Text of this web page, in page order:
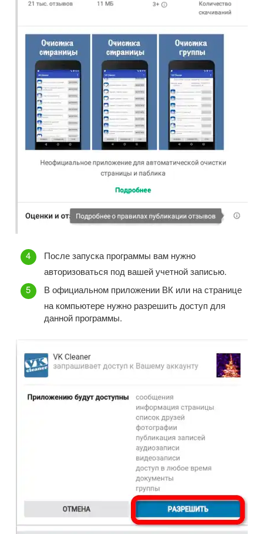
После запуска программы вам нужно
авторизоваться под вашей учетной записью.
В официальном приложении ВК или на странице
на компьютере нужно разрешить доступ для
данной программы.